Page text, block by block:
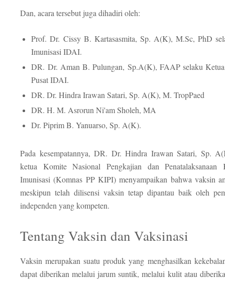
Dan, acara tersebut juga dihadiri oleh:
Prof. Dr. Cissy B. Kartasasmita, Sp. A(K), M.Sc, PhD
Imunisasi IDAI.
DR. Dr. Aman B. Pulungan, Sp.A(K), FAAP selaku
Pusat IDAI.
DR. Dr. Hindra Irawan Satari, Sp. A(K), M. TropPaed
DR. H. M. Asrorun Ni'am Sholeh, MA
Dr. Piprim B. Yanuarso, Sp. A(K).
Pada kesempatannya, DR. Dr. Hindra Irawan Satari, Sp.
ketua Komite Nasional Pengkajian dan Penatalaksanaan
Imunisasi (Komnas PP KIPI) menyampaikan bahwa vaksin
meskipun telah dilisensi vaksin tetap dipantau baik oleh
independen yang kompeten.
Tentang Vaksin dan Vaksinasi
Vaksin merupakan suatu produk yang menghasilkan
dapat diberikan melalui jarum suntik, melalui kulit atau